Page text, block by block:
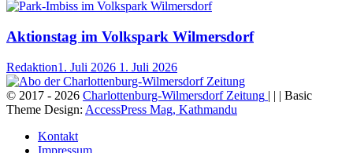
Aktionstag im Volkspark Wilmersdorf
Redaktion1. Juli 2026 1. Juli 2026
© 2017 - 2026 Charlottenburg-Wilmersdorf Zeitung | | | Basic
Theme Design: AccessPress Mag, Kathmandu
Kontakt
Impressum